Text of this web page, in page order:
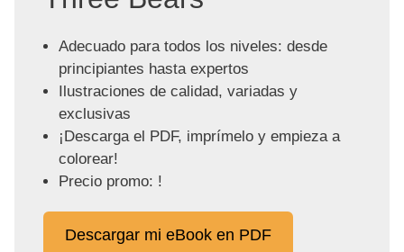
Adecuado para todos los niveles: desde
principiantes hasta expertos
Ilustraciones de calidad, variadas y
exclusivas
¡Descarga el PDF, imprímelo y empieza a
colorear!
Precio promo: !
Descargar mi eBook en PDF